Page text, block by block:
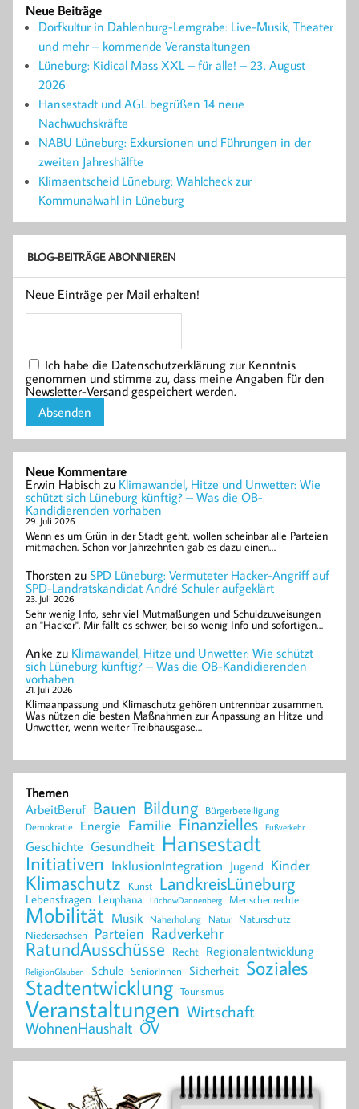
Neue Beiträge
Dorfkultur in Dahlenburg-Lemgrabe: Live-Musik, Theater
und mehr – kommende Veranstaltungen
Lüneburg: Kidical Mass XXL – für alle! – 23. August
2026
Hansestadt und AGL begrüßen 14 neue
Nachwuchskräfte
NABU Lüneburg: Exkursionen und Führungen in der
zweiten Jahreshälfte
Klimaentscheid Lüneburg: Wahlcheck zur
Kommunalwahl in Lüneburg
BLOG-BEITRÄGE ABONNIEREN
Neue Einträge per Mail erhalten!
Ich habe die Datenschutzerklärung zur Kenntnis
genommen und stimme zu, dass meine Angaben für den
Newsletter-Versand gespeichert werden.
Neue Kommentare
Erwin Habisch zu Klimawandel, Hitze und Unwetter: Wie
schützt sich Lüneburg künftig? – Was die OB-
Kandidierenden vorhaben
29. Juli 2026
Wenn es um Grün in der Stadt geht, wollen scheinbar alle Parteien
mitmachen. Schon vor Jahrzehnten gab es dazu einen…
Thorsten zu SPD Lüneburg: Vermuteter Hacker-Angriff auf
SPD-Landratskandidat André Schuler aufgeklärt
23. Juli 2026
Sehr wenig Info, sehr viel Mutmaßungen und Schuldzuweisungen
an "Hacker". Mir fällt es schwer, bei so wenig Info und sofortigen…
Anke zu Klimawandel, Hitze und Unwetter: Wie schützt
sich Lüneburg künftig? – Was die OB-Kandidierenden
vorhaben
21. Juli 2026
Klimaanpassung und Klimaschutz gehören untrennbar zusammen.
Was nützen die besten Maßnahmen zur Anpassung an Hitze und
Unwetter, wenn weiter Treibhausgase…
Themen
ArbeitBeruf Bauen Bildung Bürgerbeteiligung
Demokratie Energie Familie Finanzielles Fußverkehr
Geschichte Gesundheit Hansestadt
Initiativen InklusionIntegration Jugend Kinder
Klimaschutz Kunst LandkreisLüneburg
Lebensfragen Leuphana LüchowDannenberg Menschenrechte
Mobilität Musik Naherholung Natur Naturschutz
Niedersachsen Parteien Radverkehr
RatundAusschüsse Recht Regionalentwicklung
ReligionGlauben Schule SeniorInnen Sicherheit Soziales
Stadtentwicklung Tourismus
Veranstaltungen Wirtschaft
WohnenHaushalt ÖV